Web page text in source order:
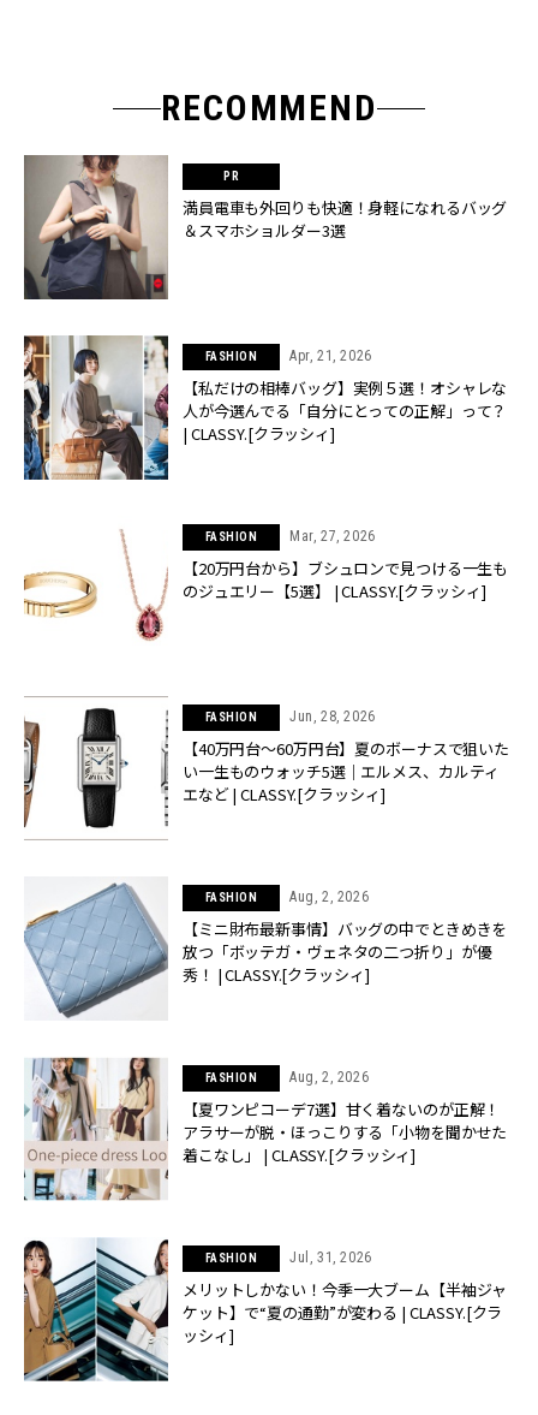
RECOMMEND
満員電車も外回りも快適！身軽になれるバッグ
＆スマホショルダー3選
FASHION Apr, 21, 2026
【私だけの相棒バッグ】実例５選！オシャレな
人が今選んでる「自分にとっての正解」って？
| CLASSY.[クラッシィ]
FASHION Mar, 27, 2026
【20万円台から】ブシュロンで見つける一生も
のジュエリー【5選】 | CLASSY.[クラッシィ]
FASHION Jun, 28, 2026
【40万円台〜60万円台】夏のボーナスで狙いた
い一生ものウォッチ5選｜エルメス、カルティ
エなど | CLASSY.[クラッシィ]
FASHION Aug, 2, 2026
【ミニ財布最新事情】バッグの中でときめきを
放つ「ボッテガ・ヴェネタの二つ折り」が優
秀！ | CLASSY.[クラッシィ]
FASHION Aug, 2, 2026
【夏ワンピコーデ7選】甘く着ないのが正解！
アラサーが脱・ほっこりする「小物を聞かせた
着こなし」 | CLASSY.[クラッシィ]
FASHION Jul, 31, 2026
メリットしかない！今季一大ブーム【半袖ジャ
ケット】で“夏の通勤”が変わる | CLASSY.[クラ
ッシィ]